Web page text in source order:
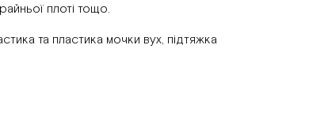
плоті тощо.
та пластика мочки вух, підтяжка